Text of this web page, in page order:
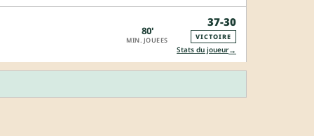
80'
MIN. JOUEES
37-30
VICTOIRE
Stats du joueur→